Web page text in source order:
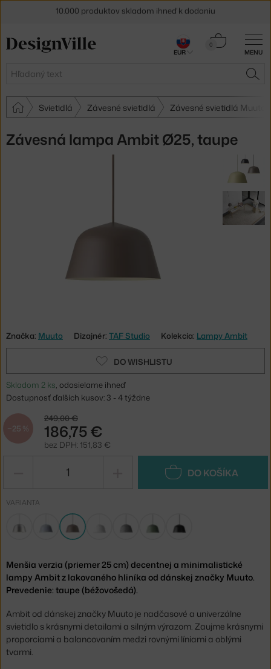
MENU
Hľadať
0
Košík
Svietidlá Závesné svietidlá Závesné svietidlá Muuto
Závesná lampa Ambit Ø25, taupe
Značka: Muuto Dizajnér: TAF Studio Kolekcia: Lampy Ambit
DO WISHLISTU
Skladom 2 ks, odosielame ihneď
Dostupnosť ďalších kusov: 3 - 4 týždne
−25 %
249,00 €
186,75 €
bez DPH: 151,83 €
DO KOŠÍKA
VARIANTA
Menšia verzia (priemer 25 cm) decentnej a minimalistické
lampy Ambit z lakovaného hliníka od dánskej značky Muuto.
Prevedenie: taupe (béžovošedá).
Ambit od dánskej značky Muuto je nadčasové a univerzálne
svietidlo s krásnymi detailami a silným výrazom. Zaujme krásnymi
proporciami a balancovaním medzi rovnými líniami a oblými
tvarmi.
30 dní na vrátenie tovaru
EUR